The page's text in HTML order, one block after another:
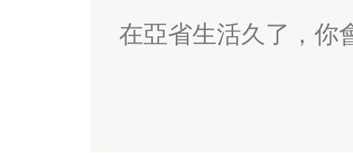
在亞省生活久了，你